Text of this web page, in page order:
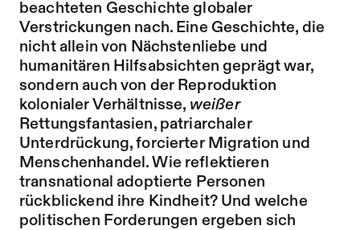
beachteten Geschichte globaler
Verstrickungen nach. Eine Geschichte, die
nicht allein von Nächstenliebe und
humanitären Hilfsabsichten geprägt war,
sondern auch von der Reproduktion
kolonialer Verhältnisse, weißer
Rettungsfantasien, patriarchaler
Unterdrückung, forcierter Migration und
Menschenhandel. Wie reflektieren
transnational adoptierte Personen
rückblickend ihre Kindheit? Und welche
politischen Forderungen ergeben sich